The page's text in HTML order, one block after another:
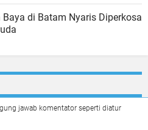
di Batam Nyaris Diperkosa
jawab komentator seperti diatur